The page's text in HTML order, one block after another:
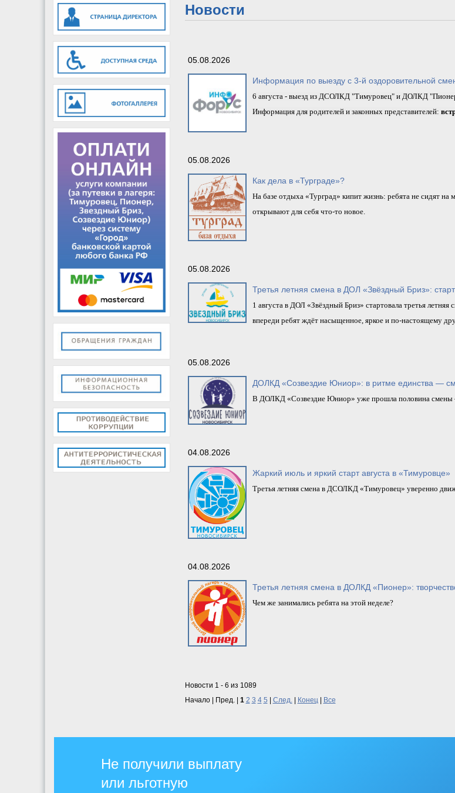
Новости
05.08.2026
Информация по выезду с 3-й оздоровительной
6 августа - выезд из ДСОЛКД "Тимуровец" и ДОЛКД
Информация для родителей и законных представителей:
05.08.2026
Как дела в «Турграде»?
На базе отдыха «Турград» кипит жизнь: ребята не сидят
открывают для себя что‑то новое.
05.08.2026
Третья летняя смена в ДОЛ «Звёздный Бриз»:
1 августа в ДОЛ «Звёздный Бриз» стартовала третья
впереди ребят ждёт насыщенное, яркое и по‑настоящему
05.08.2026
ДОЛКД «Созвездие Юниор»: в ритме единства —
В ДОЛКД «Созвездие Юниор» уже прошла половина смены
04.08.2026
Жаркий июль и яркий старт августа в «Тимуровце»
Третья летняя смена в ДСОЛКД «Тимуровец» уверенно
04.08.2026
Третья летняя смена в ДОЛКД «Пионер»:
Чем же занимались ребята на этой неделе?
Новости 1 - 6 из 1089
Начало | Пред. | 1 2 3 4 5 След.| Конец Все
Не получили выплату
или льготную